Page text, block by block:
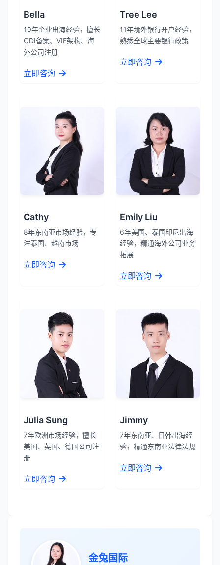
Bella
10年企业出海经验，擅长
ODI备案、VIE架构、海
外公司注册
立即咨询
Tree Lee
11年境外银行开户经验，
熟悉全球主要银行政策
立即咨询
Cathy
8年东南亚市场经验，专
注泰国、越南市场
立即咨询
Emily Liu
6年美国、泰国印尼出海
经验，精通海外公司业务
拓展
立即咨询
Julia Sung
7年欧洲市场经验，擅长
美国、英国、德国公司注
册
立即咨询
Jimmy
7年东南亚、日韩出海经
验，精通东南亚法律法规
立即咨询
金兔国际
张先生